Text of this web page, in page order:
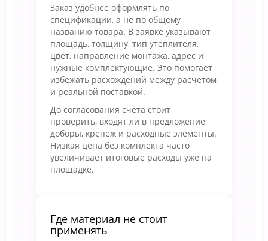
Заказ удобнее оформлять по
спецификации, а не по общему
названию товара. В заявке указывают
площадь, толщину, тип утеплителя,
цвет, направление монтажа, адрес и
нужные комплектующие. Это помогает
избежать расхождений между расчетом
и реальной поставкой.
До согласования счета стоит
проверить, входят ли в предложение
доборы, крепеж и расходные элементы.
Низкая цена без комплекта часто
увеличивает итоговые расходы уже на
площадке.
Где материал не стоит
применять